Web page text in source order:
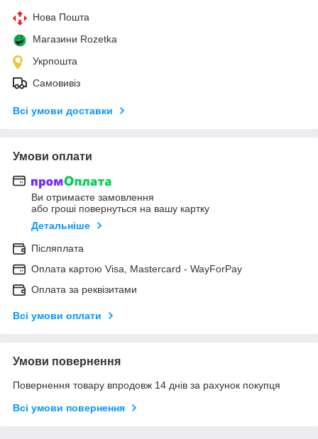
Нова Пошта
Магазини Rozetka
Укрпошта
Самовивіз
Всі умови доставки
Умови оплати
Ви отримаєте замовлення
або гроші повернуться на вашу картку
Детальніше
Післяплата
Оплата картою Visa, Mastercard - WayForPay
Оплата за реквізитами
Всі умови оплати
Умови повернення
Повернення товару впродовж 14 днів за рахунок покупця
Всі умови повернення